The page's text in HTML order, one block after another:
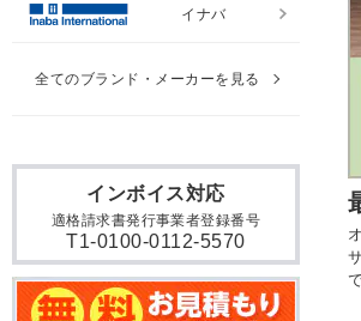
インボイス対応
適格請求書発行事業者登録番号
T1-0100-0112-5570
イナバ
全てのブランド・メーカーを見る